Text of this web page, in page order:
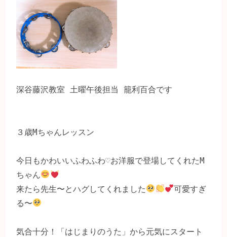
深谷藤沢教室 土曜午後担当 籠利百合です
３歳Mちゃんレッスン
今日もかわいいふわふわ♡お洋服で登場してくれたM
ちゃん
来たら先生〜とハグしてくれました
可愛すぎ
る〜
気合十分！「はじまりのうた」から元気にスタート